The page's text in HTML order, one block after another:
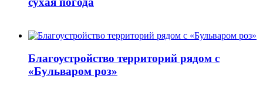
Благоустройство территорий рядом с
«Бульваром роз»